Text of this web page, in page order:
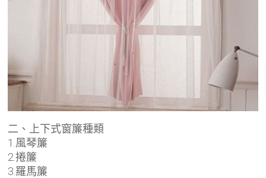
二、上下式窗簾種類
1.風琴簾
2.捲簾
3.羅馬簾